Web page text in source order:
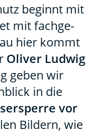
beginnt mit
mit fach­ge­
hier kommt
Oli­ver Lud­wig
geben wir
in die
vor
Bil­dern, wie